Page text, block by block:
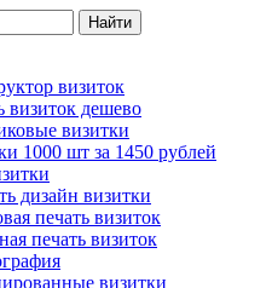
визиток
визиток дешево
визитки
1000 шт за 1450 рублей
дизайн визитки
печать визиток
печать визиток
визитки